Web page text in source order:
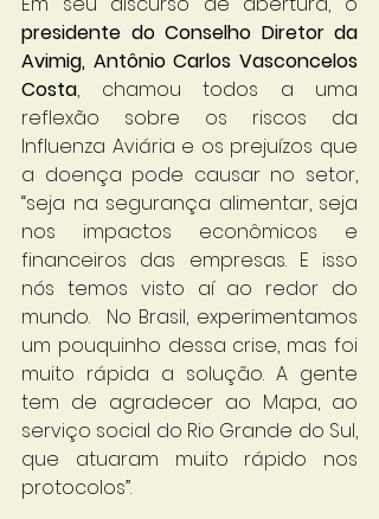
presidente do Conselho Diretor da
Avimig, Antônio Carlos Vasconcelos
Costa, chamou todos a uma
reflexão sobre os riscos da
Influenza Aviária e os prejuízos que
a doença pode causar no setor,
“seja na segurança alimentar, seja
nos impactos econômicos e
financeiros das empresas. E isso
nós temos visto aí ao redor do
mundo.  No Brasil, experimentamos
um pouquinho dessa crise, mas foi
muito rápida a solução. A gente
tem de agradecer ao Mapa, ao
serviço social do Rio Grande do Sul,
que atuaram muito rápido nos
protocolos”.